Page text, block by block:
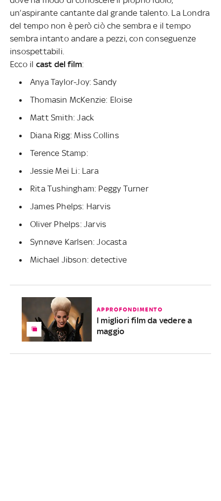
un’aspirante cantante dal grande talento. La Londra
del tempo non è però ciò che sembra e il tempo
sembra intanto andare a pezzi, con conseguenze
insospettabili.
Ecco il cast del film:
Anya Taylor-Joy: Sandy
Thomasin McKenzie: Eloise
Matt Smith: Jack
Diana Rigg: Miss Collins
Terence Stamp:
Jessie Mei Li: Lara
Rita Tushingham: Peggy Turner
James Phelps: Harvis
Oliver Phelps: Jarvis
Synnøve Karlsen: Jocasta
Michael Jibson: detective
APPROFONDIMENTO
I migliori film da vedere a
maggio